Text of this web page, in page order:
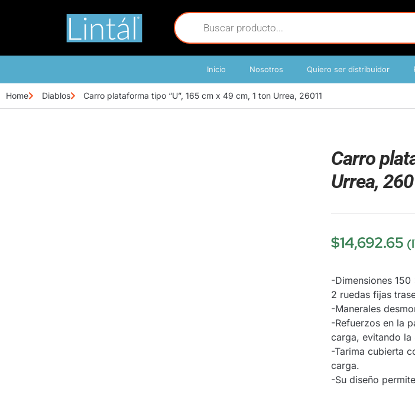
Inicio Nosotros Quiero ser distribuidor
Home Diablos Carro plataforma tipo “U”, 165 cm x 49 cm, 1 ton Urrea, 26011
Carro
Urrea,
$14,692.65
-Dimensiones
2 ruedas fijas
-Manerales
-Refuerzos en la
carga, evitando la
-Tarima cubierta
carga.
-Su diseño